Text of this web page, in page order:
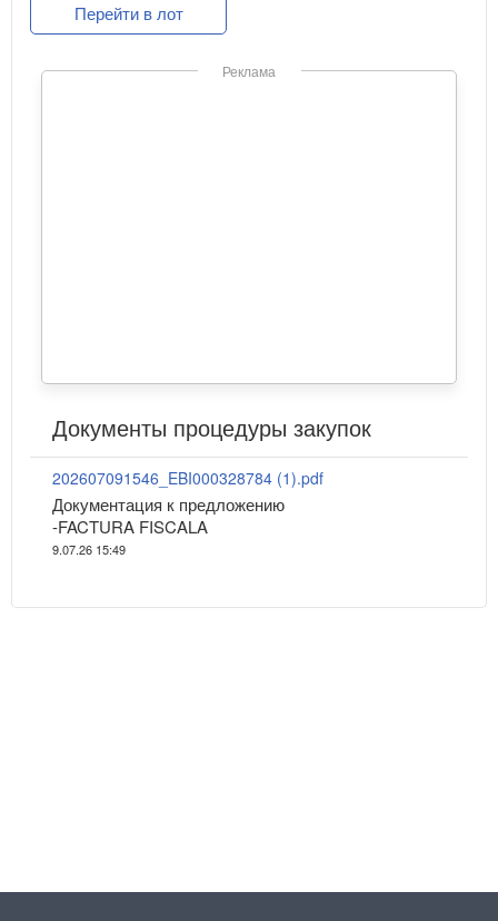
Перейти в лот
Реклама
Документы процедуры закупок
202607091546_EBI000328784 (1).pdf
Документация к предложению
-FACTURA FISCALA
9.07.26 15:49